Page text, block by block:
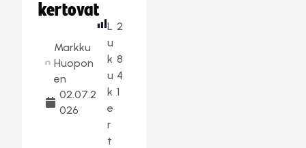
kertovat
Markku
Huopon
en
02.07.2
026
L
u
k
u
k
e
r
t
2
8
4
1